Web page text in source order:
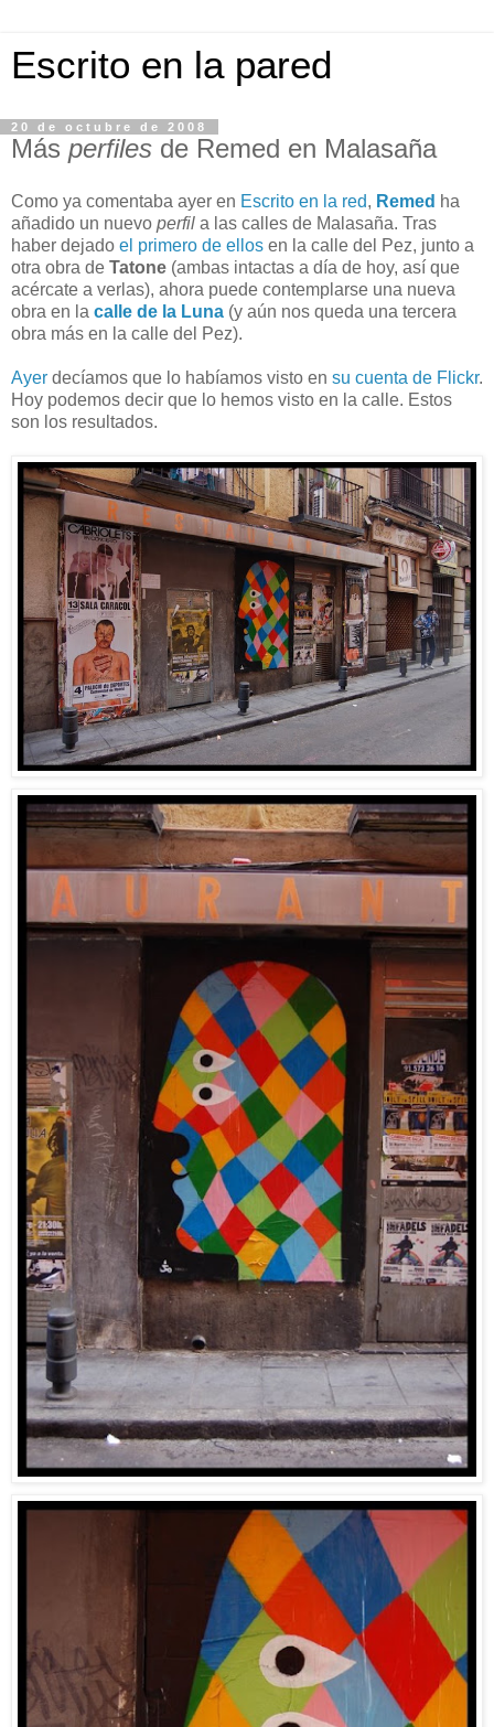
Escrito en la pared
20 de octubre de 2008
Más perfiles de Remed en Malasaña
Como ya comentaba ayer en Escrito en la red, Remed ha
añadido un nuevo perfil a las calles de Malasaña. Tras
haber dejado el primero de ellos en la calle del Pez, junto a
otra obra de Tatone (ambas intactas a día de hoy, así que
acércate a verlas), ahora puede contemplarse una nueva
obra en la calle de la Luna (y aún nos queda una tercera
obra más en la calle del Pez).
Ayer decíamos que lo habíamos visto en su cuenta de Flickr.
Hoy podemos decir que lo hemos visto en la calle. Estos
son los resultados.